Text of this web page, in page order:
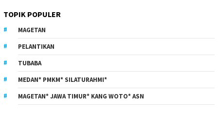
TOPIK POPULER
MAGETAN
PELANTIKAN
TUBABA
MEDAN* PMKM* SILATURAHMI*
MAGETAN* JAWA TIMUR* KANG WOTO* ASN